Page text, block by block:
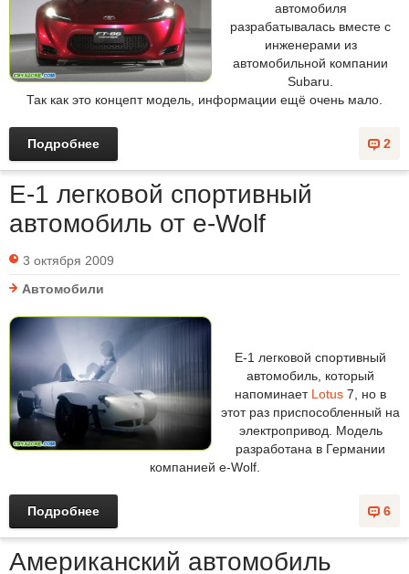
автомобиля
разрабатывалась вместе с
инженерами из
автомобильной компании
Subaru.
Так как это концепт модель, информации ещё очень мало.
2
Подробнее
E-1 легковой спортивный
автомобиль от e-Wolf
3 октября 2009
Автомобили
E-1 легковой спортивный
автомобиль, который
напоминает Lotus 7, но в
этот раз приспособленный на
электропривод. Модель
разработана в Германии
компанией e-Wolf.
6
Подробнее
Американский автомобиль